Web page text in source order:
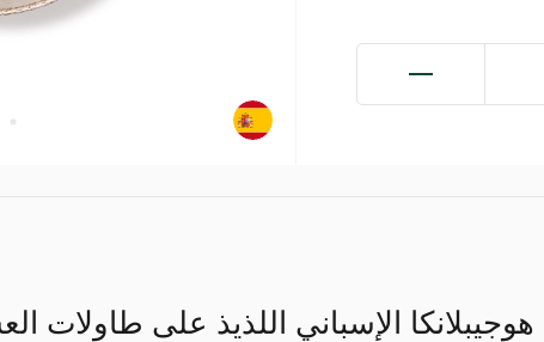
الإسباني اللذيذ على طاولات